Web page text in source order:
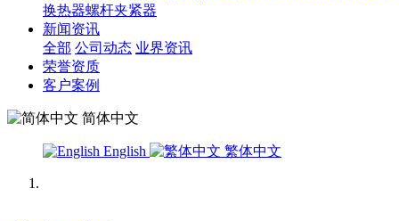
换热器螺杆夹紧器
新闻资讯
全部 公司动态 业界资讯
荣誉资质
客户案例
简体中文
English 繁体中文